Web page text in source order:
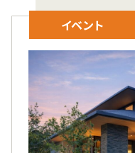
イベント